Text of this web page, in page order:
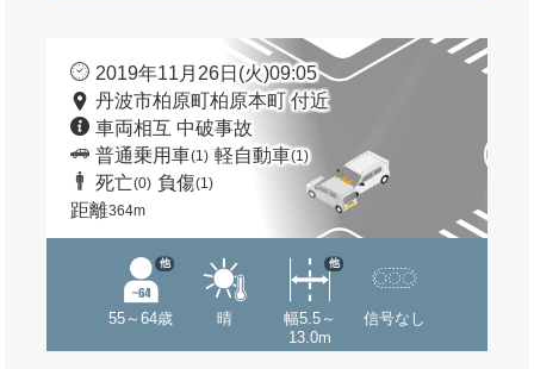
2019年11月26日(火)09:05
丹波市柏原町柏原本町 付近
車両相互 中破事故
普通乗用車(1) 軽自動車(1)
死亡(0) 負傷(1)
距離364m
55～64歳
他
晴
幅5.5～
13.0m
他
信号なし